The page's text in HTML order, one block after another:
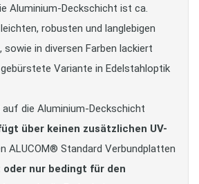
Aluminium-Deckschicht ist ca.
robusten und langlebigen
in diversen Farben lackiert
Variante in Edelstahloptik
die Aluminium-Deckschicht
über keinen zusätzlichen UV-
ALUCOM® Standard Verbundplatten
nur bedingt für den